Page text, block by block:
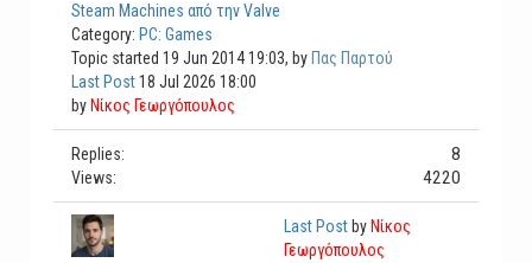
Steam Machines από την Valve
Category: PC: Games
Topic started 19 Jun 2014 19:03, by Πας Παρτού
Last Post18 Jul 2026 18:00
by Νίκος Γεωργόπουλος
Replies: 8
Views: 4220
Last Post by Νίκος
Γεωργόπουλος